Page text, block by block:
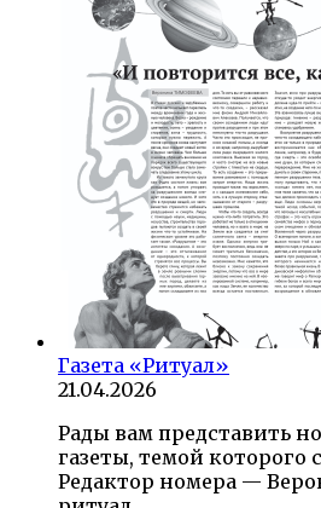
Газета «Ритуал»
21.04.2026
Рады вам представить
газеты, темой которого
Редактор номера —